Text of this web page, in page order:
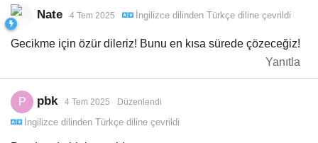
Nate 4 Tem 2025 İngilizce dilinden Türkçe diline çevrildi
Gecikme için özür dileriz! Bunu en kısa sürede çözeceğiz!
Yanıtla
P pbk 4 Tem 2025 Düzenlendi
İngilizce dilinden Türkçe diline çevrildi